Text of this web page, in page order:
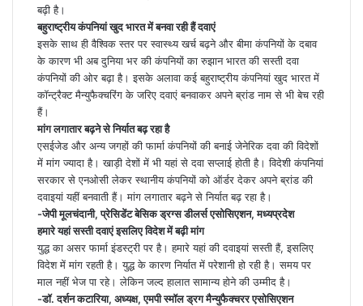
बढ़ी है।
बहुराष्ट्रीय कंपनियां खुद भारत में बनवा रही हैं दवाएं
इसके साथ ही वैश्विक स्तर पर स्वास्थ्य खर्च बढ़ने और बीमा कंपनियों के दबाव
के कारण भी अब दुनिया भर की कंपनियों का रुझान भारत की सस्ती दवा
कंपनियों की ओर बढ़ा है। इसके अलावा कई बहुराष्ट्रीय कंपनियां खुद भारत में
कॉन्ट्रैक्ट मैन्युफैक्चरिंग के जरिए दवाएं बनवाकर अपने ब्रांड नाम से भी बेच रही
हैं।
मांग लगातार बढ़ने से निर्यात बढ़ रहा है
एसईजेड और अन्य जगहों की फार्मा कंपनियों की बनाई जेनेरिक दवा की विदेशों
में मांग ज्यादा है। खाड़ी देशों में भी यहां से दवा सप्लाई होती है। विदेशी कंपनियां
सरकार से एनओसी लेकर स्थानीय कंपनियों को ऑर्डर देकर अपने ब्रांड की
दवाइयां यहीं बनवाती हैं। मांग लगातार बढ़ने से निर्यात बढ़ रहा है।
-जेपी मूलचंदानी, प्रेसिडेंट बेसिक ड्रग्स डीलर्स एसोसिएशन, मध्यप्रदेश
हमारे यहां सस्ती दवाएं इसलिए विदेश में बढ़ी मांग
युद्ध का असर फार्मा इंडस्ट्री पर है। हमारे यहां की दवाइयां सस्ती हैं, इसलिए
विदेश में मांग रहती है। युद्ध के कारण निर्यात में परेशानी हो रही है। समय पर
माल नहीं भेज पा रहे। लेकिन जल्द हालात सामान्य होने की उम्मीद है।
-डॉ. दर्शन कटारिया, अध्यक्ष, एमपी स्मॉल ड्रग मैन्युफैक्चरर एसोसिएशन